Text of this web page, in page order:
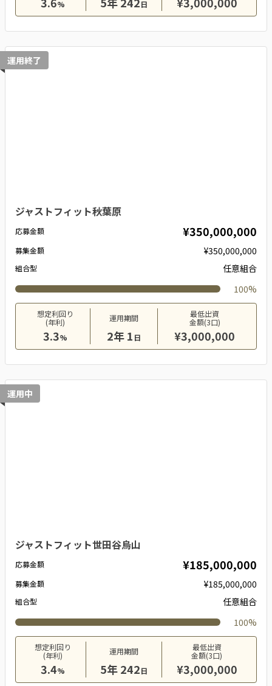
% 日
運用終了
ジャストフィット秋葉原
応募金額 ¥350,000,000
募集金額 ¥350,000,000
組合型
任意組合
100%
想定利回り
(年利)
3.3%
運用期間
2年 1 日
最低出資
金額(3口)
¥3,000,000
運用中
ジャストフィット世田谷烏山
応募金額 ¥185,000,000
募集金額 ¥185,000,000
組合型
任意組合
100%
想定利回り
(年利)
3.4%
運用期間
5年 242日
最低出資
金額(3口)
¥3,000,000